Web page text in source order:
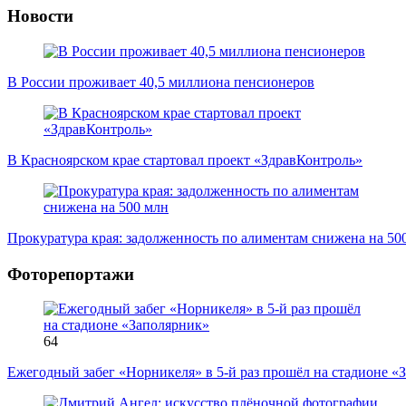
Новости
В России проживает 40,5 миллиона пенсионеров
В Красноярском крае стартовал проект «ЗдравКонтроль»
Прокуратура края: задолженность по алиментам снижена на
Фоторепортажи
64
Ежегодный забег «Норникеля» в 5-й раз прошёл на стадионе